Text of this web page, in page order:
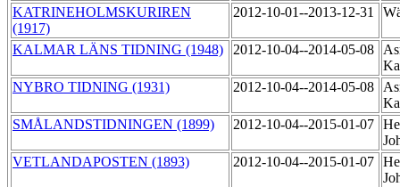
KATRINEHOLMSKURIREN
(1917)
2012-10-01--2013-12-31
KALMAR LÄNS TIDNING (1948) 2012-10-04--2014-05-08
NYBRO TIDNING (1931)
2012-10-04--2014-05-08
SMÅLANDSTIDNINGEN (1899)
2012-10-04--2015-01-07
VETLANDAPOSTEN (1893)
2012-10-04--2015-01-07